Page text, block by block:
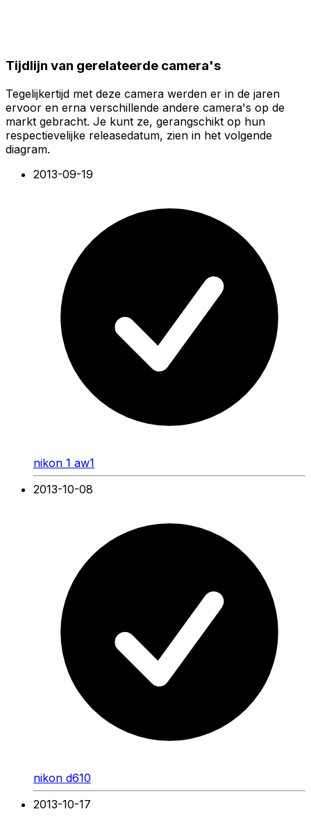
Tijdlijn van gerelateerde camera's
Tegelijkertijd met deze camera werden er in de jaren
ervoor en erna verschillende andere camera's op de
markt gebracht. Je kunt ze, gerangschikt op hun
respectievelijke releasedatum, zien in het volgende
diagram.
2013-09-19
nikon 1 aw1
2013-10-08
nikon d610
2013-10-17